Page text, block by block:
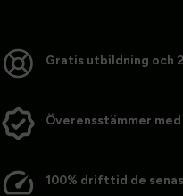
Gratis utbildning och
Överensstämmer med
100% drifttid de